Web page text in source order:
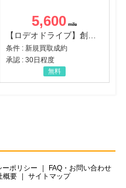
5,600
条件 : 新規買取成約
承認 : 30日程度
無料
ーポリシー
FAQ・お問い合わせ
概要 サイトマップ